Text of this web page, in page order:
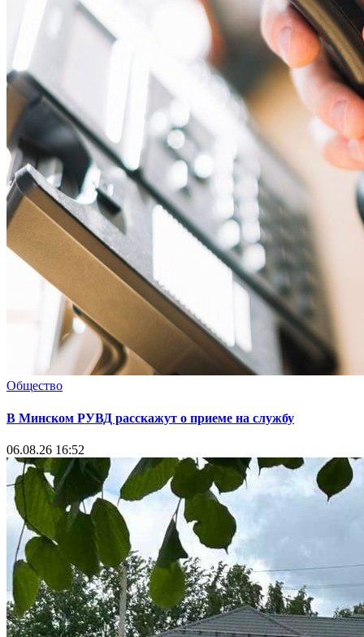
Общество
В Минском РУВД расскажут о приеме на службу
06.08.26 16:52